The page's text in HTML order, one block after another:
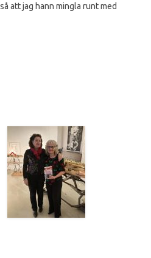
att jag hann mingla runt med